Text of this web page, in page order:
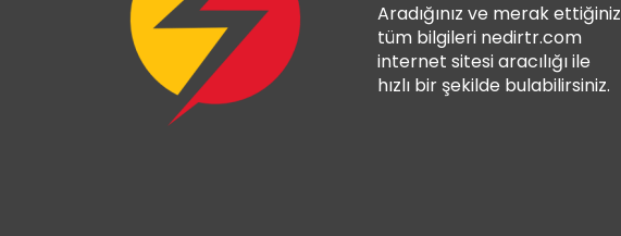
Aradığınız ve merak ettiğiniz
tüm bilgileri nedirtr.com
internet sitesi aracılığı ile
hızlı bir şekilde bulabilirsiniz.